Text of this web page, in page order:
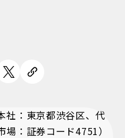
社：東京都渋谷区、代
：証券コード4751）